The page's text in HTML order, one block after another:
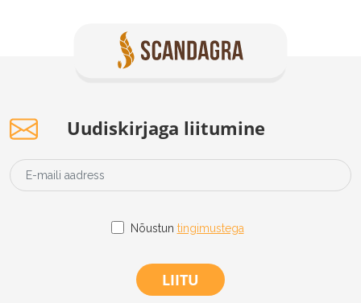
Uudiskirjaga liitumine
Nõustun tingimustega
LIITU